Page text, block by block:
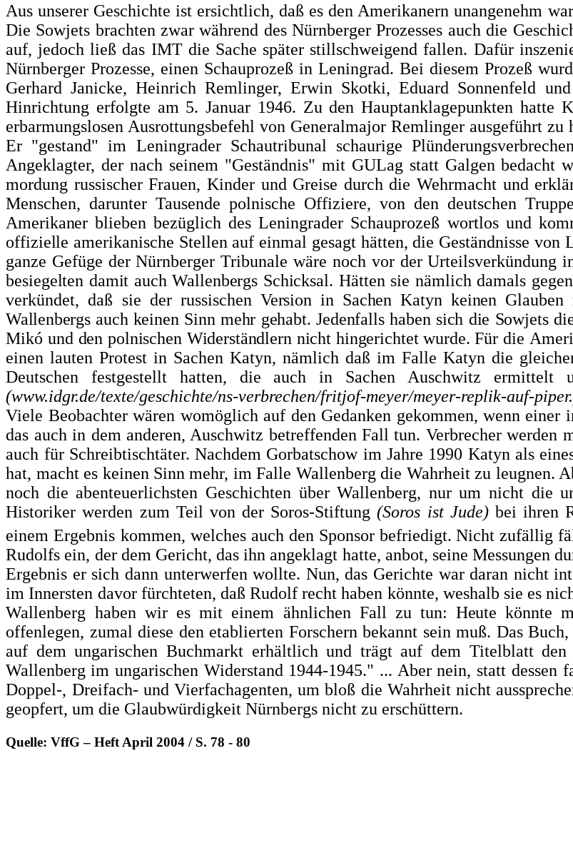
Aus unserer Geschichte ist ersichtlich, daß es den Amerikanern unangenehm
Die Sowjets brach­ten zwar während des Nürnberger Pro­zesses auch die
auf, jedoch ließ das IMT die Sa­che später stillschweigend fallen. Dafür
Nürnberger Pro­zesse, einen Schauprozeß in Leningrad. Bei diesem Prozeß
Gerhard Janicke, Heinrich Remlinger, Erwin Skotki, Eduard Sonnenfeld
Hinrichtung erfolgte am 5. Januar 1946. Zu den Hauptanklagepunkten hatte
erbarmungslosen Ausrottungsbefehl von Generalmajor Remlinger ausgeführt
Er "gestand" im Lenin­grader Schautribunal schaurige
Angeklagter, der nach seinem "Geständnis" mit GULag statt Galgen
mordung russischer Frauen, Kinder und Greise durch die Wehrmacht und
Menschen, darunter Tausende polnische Offiziere, von den deutschen
Amerikaner blieben bezüg­lich des Leningrader Schauprozeß wortlos und
offizielle ame­rikanische Stellen auf einmal gesagt hätten, die Geständnisse von
ganze Gefüge der Nürnberger Tribunale wäre noch vor der Urteilsverkündung
besiegelten damit auch Wallenbergs Schick­sal. Hätten sie nämlich damals
verkündet, daß sie der russi­schen Version in Sachen Katyn keinen Glauben
Wallenbergs auch kei­nen Sinn mehr gehabt. Jedenfalls haben sich die Sowjets
Mikó und den polnischen Widerständlern nicht hingerichtet wurde.Für die
einen lauten Protest in Sachen Katyn, nämlich daß im Falle Katyn die
Deutschen festgestellt hatten, die auch in Sa­chen Auschwitz ermittelt
(www.idgr.de/texte/geschichte/ns-verbrechen/fritjof-meyer/meyer-replik-auf-
Viele Beobachter wären womöglich auf den Gedanken ge­kommen, wenn
das auch in dem ande­ren, Auschwitz betreffenden Fall tun. Verbrecher werden
auch für Schreibtischtäter. Nachdem Gorbatschow im Jahre 1990 Katyn als
hat, macht es kei­nen Sinn mehr, im Falle Wallenberg die Wahrheit zu leugnen.
noch die abenteuerlichsten Ge­schichten über Wallenberg, nur um nicht die
Historiker werden zum Teil von der Soros-Stiftung(Soros ist Jude)bei ihren
einem Ergebnis kommen, welches auch den Sponsor befriedigt. Nicht zufällig
Ru­dolfs ein, der dem Gericht, das ihn an­geklagt hatte, anbot, seine Messungen
Ergebnis er sich dann unterwerfen wollte. Nun, das Gerichte war daran nicht
im In­nersten davor fürchteten, daß Rudolf recht haben könnte, weshalb sie es
Wallenberg haben wir es mit einem ähnlichen Fall zu tun: Heute könnte
offenlegen, zumal diese den etablierten Forschern bekannt sein muß. Das
auf dem ungarischen Buchmarkt erhältlich und trägt auf dem Titelblatt den
Wallenberg im ungarischen Widerstand 1944-1945." ... Aber nein, statt
Doppel-, Dreifach- und Vierfachagenten, um bloß die Wahrheit nicht
geopfert, um die Glaub­würdigkeit Nürnbergs nicht zu erschüttern.
Quelle: VffG – Heft April 2004 / S. 78 - 80